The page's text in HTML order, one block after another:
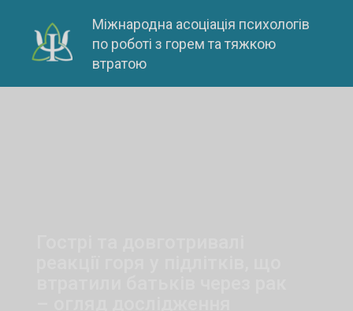
content
Міжнародна асоціація психологів
по роботі з горем та тяжкою
втратою